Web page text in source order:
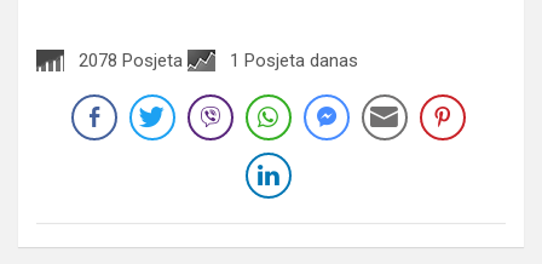
2078 Posjeta 1 Posjeta danas